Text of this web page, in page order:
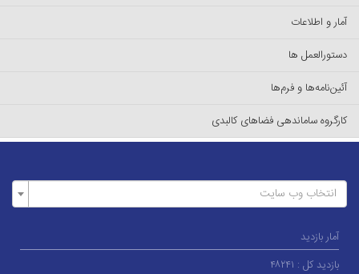
آمار و اطلاعات
دستورالعمل ها
آئین‌نامه‌ها و فرم‌ها
کارگروه ساماندهی فضاهای کالبدی
انتخاب وب سایت
آمار بازدید
بازدید کل : ۴۸۲۴۱